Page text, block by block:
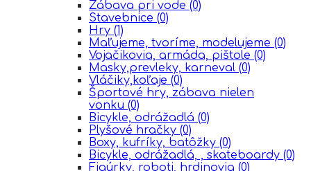
Zábava pri vode (0)
Stavebnice (0)
Hry (1)
Maľujeme, tvoríme, modelujeme (0)
Vojačikovia, armáda, pištole (0)
Masky,prevleky, karneval (0)
Vláčiky,koľaje (0)
Športové hry, zábava nielen
vonku (0)
Bicykle, odrážadlá (0)
Plyšové hračky (0)
Boxy, kufríky, batôžky (0)
Bicykle, odrážadlá, , skateboardy (0)
Figúrky, roboti, hrdinovia (0)